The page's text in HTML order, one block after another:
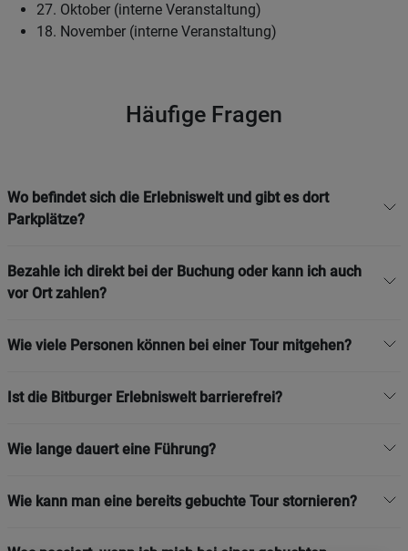
27. Oktober (interne Veranstaltung)
18. November (interne Veranstaltung)
Häufige Fragen
Wo befindet sich die Erlebniswelt und gibt es dort
Parkplätze?
Bezahle ich direkt bei der Buchung oder kann ich auch
vor Ort zahlen?
Wie viele Personen können bei einer Tour mitgehen?
Ist die Bitburger Erlebniswelt barrierefrei?
Wie lange dauert eine Führung?
Wie kann man eine bereits gebuchte Tour stornieren?